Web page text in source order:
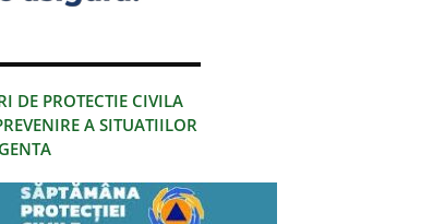
DE PROTECTIE CIVILA
A SITUATIILOR